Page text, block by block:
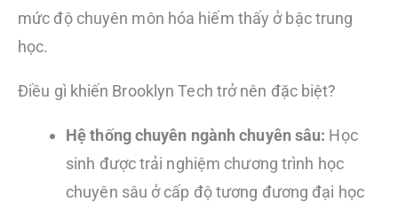
mức độ chuyên môn hóa hiếm thấy ở bậc trung
học.
Điều gì khiến Brooklyn Tech trở nên đặc biệt?
Hệ thống chuyên ngành chuyên sâu: Học
sinh được trải nghiệm chương trình học
chuyên sâu ở cấp độ tương đương đại học